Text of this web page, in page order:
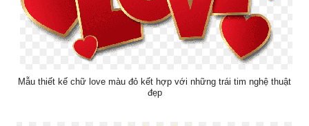
Mẫu thiết kế chữ love màu đỏ kết hợp với những trái tim nghệ thuật
đẹp